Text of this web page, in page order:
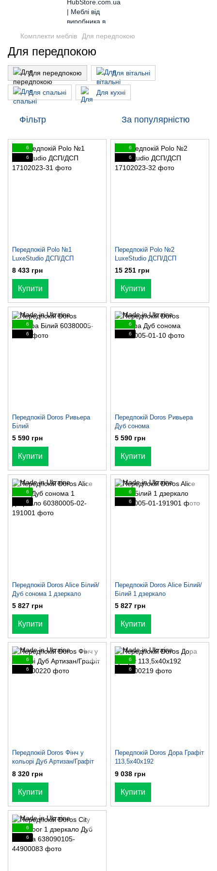
Комплекти меблів Для передпокою
Для передпокою
Для передпокою Для вітальні
Для спальні Для кухні
Фільтр За популярністю
6
6
Передпокій Polo №1
LuxeStudio ДСП/ДСП
8 433 грн
Купити
6
6
Передпокій Polo №2
LuxeStudio ДСП/ДСП
15 251 грн
Купити
6
6
Передпокій Doros Ривьера
Білий
5 590 грн
Купити
6
6
Передпокій Doros Ривьера
Дуб сонома
5 590 грн
Купити
6
6
Передпокій Doros Alice Білий/
Дуб сонома 1 дзеркало
5 827 грн
Купити
6
6
Передпокій Doros Alice Білий/
Білий 1 дзеркало
5 827 грн
Купити
6
6
Передпокій Doros Фінч у
кольорі Дуб Артизан/Графіт
8 320 грн
Купити
6
6
Передпокій Doros Дора Графіт
113,5х40х192
9 038 грн
Купити
6
6